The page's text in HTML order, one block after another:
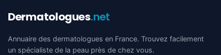
Dermatologues.net
Annuaire des dermatologues en France. Trouvez facilement
un spécialiste de la peau près de chez vous.